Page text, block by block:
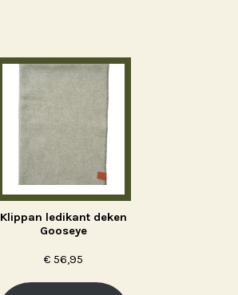
Klippan ledikant deken
Gooseye
€56,95